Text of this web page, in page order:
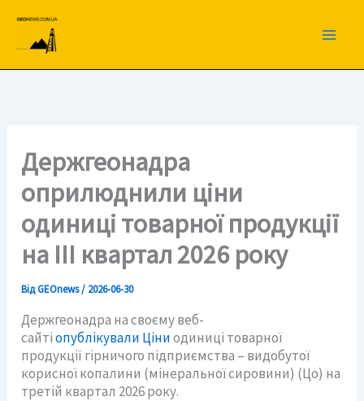
вмісту
Держгеонадра
оприлюднили ціни
одиниці товарної продукції
на ІIІ квартал 2026 року
ВідGEOnews/ 2026-06-30
Держгеонадра на своєму веб-
сайтіопублікували Ціниодиниці товарної
продукції гірничого підприємства – видобутої
корисної копалини (мінеральної сировини) (Цо) на
третій квартал 2026 року.